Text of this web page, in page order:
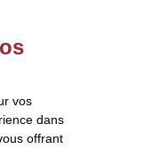
vos
dans
offrant